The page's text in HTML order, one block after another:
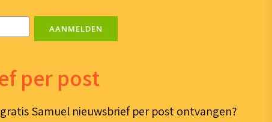
AANMELDEN
per post
Samuel nieuwsbrief per post ontvangen?